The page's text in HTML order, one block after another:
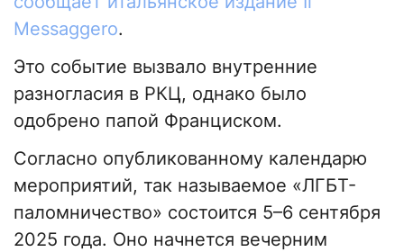
Messaggero.
Это событие вызвало внутренние
разногласия в РКЦ, однако было
одобрено папой Франциском.
Согласно опубликованному календарю
мероприятий, так называемое «ЛГБТ-
паломничество» состоится 5–6 сентября
2025 года. Оно начнется вечерним